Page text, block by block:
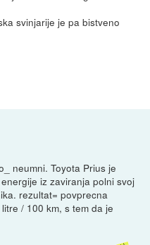
svinjarije je pa bistveno
neumni. Toyota Prius je
iz zaviranja polni svoj
rezultat= povprecna
/ 100 km, s tem da je